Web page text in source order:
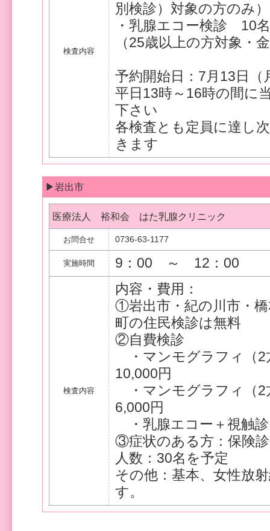
検査内容
別検診）対象の方のみ）
・乳腺エコー検診 10
（25歳以上の方対象・
予約開始日：7月13日（
平日13時～16時の間に
下さい
各検査とも定員に達し
きます
▶岩出市
医療法人 裕和会 はた乳腺クリニック
お問合せ 0736-63-1177
実施時間 9：00 ～ 12：00
検査内容
内容・費用：
①岩出市・紀の川市・
町の住民検診は無料
②自費検診
・マンモグラフィ（
10,000円
・マンモグラ
6,000円
・乳腺エコー
③症状のある方：保険
人数：30名を予定
その他：基本、女性放
す。